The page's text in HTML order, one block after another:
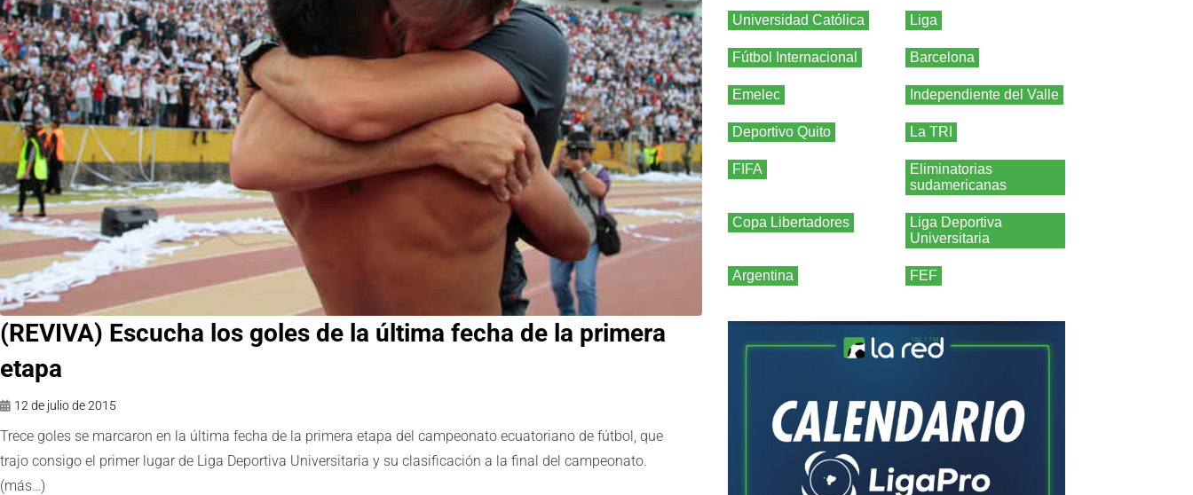
(REVIVA) Escucha los goles de la última fecha de la primera
etapa
12 de julio de 2015
Trece goles se marcaron en la última fecha de la primera etapa del campeonato ecuatoriano de fútbol, que
trajo consigo el primer lugar de Liga Deportiva Universitaria y su clasificación a la final del campeonato.
(más…)
Universidad Católica Liga
Fútbol Internacional Barcelona
Emelec Independiente del Valle
Deportivo Quito La TRI
FIFA
Eliminatorias
sudamericanas
Copa Libertadores
Liga Deportiva
Universitaria
Argentina FEF